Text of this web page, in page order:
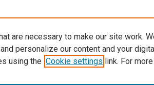
are necessary to make our site work.
personalize our content and your
using the Cookie settings link. For